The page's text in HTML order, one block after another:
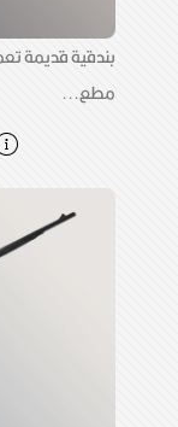
بندقية قديمة
مطع...